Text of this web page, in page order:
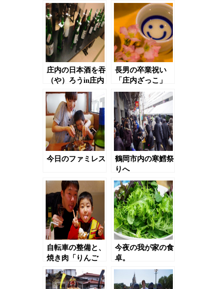
庄内の日本酒を吞
（や）ろうin庄内
ざっこ
長男の卒業祝い
「庄内ざっこ」
今日のファミレス
鶴岡市内の寒鱈祭
りへ
自転車の整備と、
焼き肉「りんご
苑」。
今夜の我が家の食
卓。